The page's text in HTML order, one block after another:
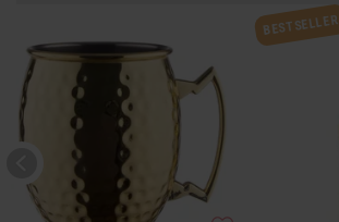
BESTSELLER